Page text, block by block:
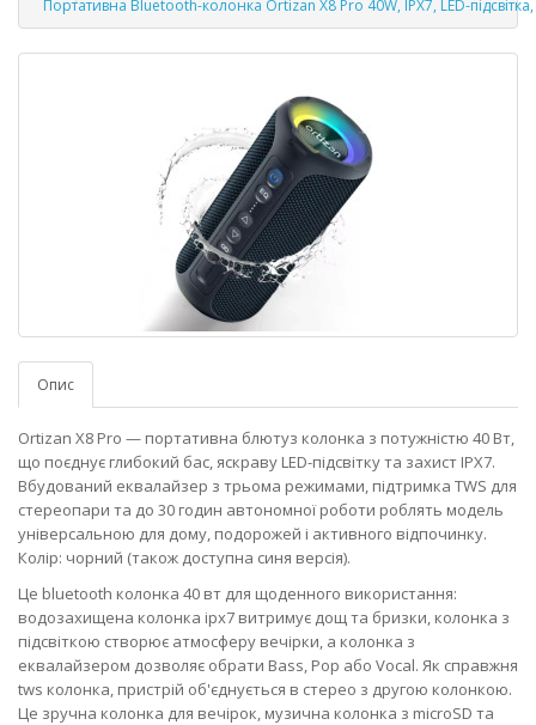
Портативна Bluetooth-колонка Ortizan X8 Pro 40W, IPX7, LED-
Опис
Ortizan X8 Pro — портативна блютуз колонка з потужністю 40 Вт,
що поєднує глибокий бас, яскраву LED-підсвітку та захист IPX7.
Вбудований еквалайзер з трьома режимами, підтримка TWS для
стереопари та до 30 годин автономної роботи роблять модель
універсальною для дому, подорожей і активного відпочинку.
Колір: чорний (також доступна синя версія).
Це bluetooth колонка 40 вт для щоденного використання:
водозахищена колонка ipx7 витримує дощ та бризки, колонка з
підсвіткою створює атмосферу вечірки, а колонка з
еквалайзером дозволяє обрати Bass, Pop або Vocal. Як справжня
tws колонка, пристрій об'єднується в стерео з другою колонкою.
Це зручна колонка для вечірок, музична колонка з microSD та